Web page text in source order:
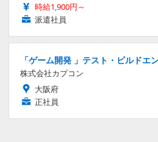
時給1,900円～
派遣社員
「ゲーム開発 」テスト・ビルドエ
株式会社カプコン
大阪府
正社員